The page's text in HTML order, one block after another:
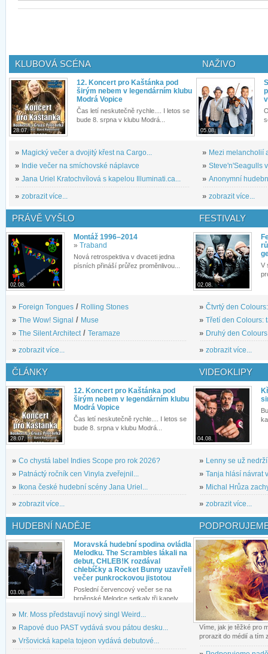
KLUBOVÁ SCÉNA
28.07.
12. Koncert pro Kaštánka pod
širým nebem v legendárním klubu
Modrá Vopice
Čas letí neskutečně rychle.... I letos se
bude 8. srpna v klubu Modrá...
» Magický večer a dvojitý křest na Cargo...
» Indie večer na smíchovské náplavce
» Jana Uriel Kratochvílová s kapelou Illuminati.ca...
» zobrazit více...
NAŽIVO
05.08.
» Mezi melancholií
» Steve'n'Seagulls
» Anonymní
» zobrazit více...
PRÁVĚ VYŠLO
02.08.
Montáž 1996–2014
» Traband
Nová retrospektiva v dvaceti jedna
písních přináší průřez proměnlivou...
» Foreign Tongues / Rolling Stones
» The Wow! Signal / Muse
» The Silent Architect / Teramaze
» zobrazit více...
FESTIVALY
02.08.
V
» Čtvrtý den
» Třetí den Colours:
» Druhý den
» zobrazit více...
ČLÁNKY
28.07.
12. Koncert pro Kaštánka pod
širým nebem v legendárním klubu
Modrá Vopice
Čas letí neskutečně rychle.... I letos se
bude 8. srpna v klubu Modrá...
» Co chystá label Indies Scope pro rok 2026?
» Patnáctý ročník cen Vinyla zveřejnil...
»
Ikona české hudební scény Jana Uriel...
» zobrazit více...
VIDEOKLIPY
04.08.
» Lenny se už
» Tanja hlásí návrat
» Michal Hrůza
» zobrazit více...
HUDEBNÍ NADĚJE
03.08.
Moravská hudební spodina ovládla
Melodku. The Scrambles lákali na
debut, CHLEB!K rozdával
chlebíčky a Rocket Bunny uzavřeli
večer punkrockovou jistotou
Poslední červencový večer se na
brněnské Melodce setkaly tři kapely...
» Mr. Moss představují nový singl Weird...
» Rapové duo PAST vydává svou pátou desku...
» Vršovická kapela tojeon vydává debutové...
Víme, jak je těžké pro
prorazit do médií a tím